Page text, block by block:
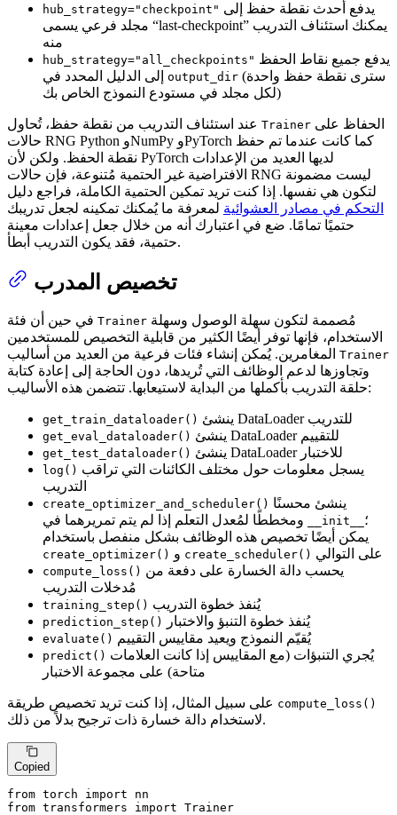
hub_strategy="checkpoint"
مجلد فرعي يسمى “last-checkpoint” يمكنك استئناف التدريب
منه
hub_strategy="all_checkpoints"
output_dir (سترى نقطة حفظ واحدة
لكل مجلد في مستودع النموذج الخاص بك)
Trainer
حالات RNG Python وNumPy وPyTorch كما كانت عندما تم حفظ
نقطة الحفظ. ولكن لأن PyTorch لديها العديد من الإعدادات
الافتراضية غير الحتمية مُتنوعة، فإن حالات RNG ليست مضمونة
لتكون هي نفسها. إذا كنت تريد تمكين الحتمية الكاملة، فراجع دليل
التحكم في مصادر العشوائية لمعرفة ما يُمكنك تمكينه لجعل تدريبك
حتميًا تمامًا. ضع في اعتبارك أنه من خلال جعل إعدادات معينة
حتمية، فقد يكون التدريب أبطأ.
تخصيص المدرب
Trainer
الاستخدام، فإنها توفر أيضًا الكثير من قابلية التخصيص للمستخدمين
Trainer
وتجاوزها لدعم الوظائف التي تُريدها، دون الحاجة إلى إعادة كتابة
حلقة التدريب بأكملها من البداية لاستيعابها. تتضمن هذه الأساليب:
get_train_dataloader() ينشئ DataLoader للتدريب
get_eval_dataloader() ينشئ DataLoader للتقييم
get_test_dataloader() ينشئ DataLoader للاختبار
log()
التدريب
create_optimizer_and_scheduler()
__init__ ؛
يمكن أيضًا تخصيص هذه الوظائف بشكل منفصل باستخدام
create_optimizer() create_scheduler() على التوالي
compute_loss()
مُدخلات التدريب
training_step() يُنفذ خطوة التدريب
prediction_step() يُنفذ خطوة التنبؤ والاختبار
evaluate() يُقيّم النموذج ويعيد مقاييس التقييم
predict()
متاحة) على مجموعة الاختبار
compute_loss()
لاستخدام دالة خسارة ذات ترجيح بدلاً من ذلك.
Copied
from torch import
from transformers import Trainer